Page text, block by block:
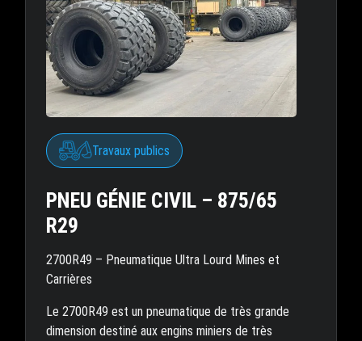
Travaux publics
PNEU GÉNIE CIVIL – 875/65
R29
2700R49 – Pneumatique Ultra Lourd Mines et
Carrières
Le 2700R49 est un pneumatique de très grande
dimension destiné aux engins miniers de très